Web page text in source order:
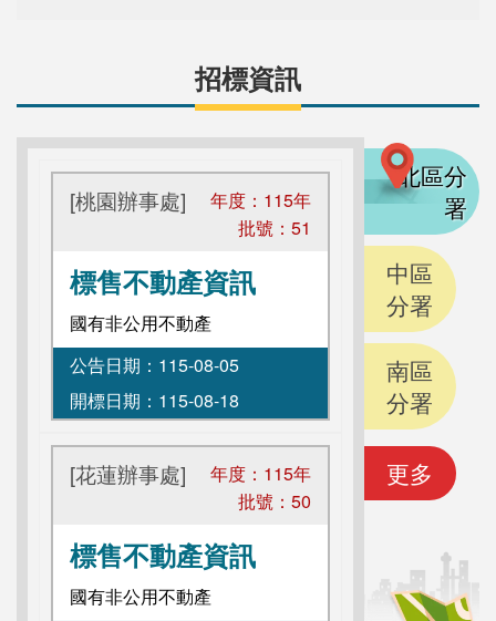
招標資訊
[桃園辦事處] 年度： 115年
批號： 51
標售不動產資訊
國有非公用不動產
公告日期： 115-08-05
開標日期： 115-08-18
[花蓮辦事處] 年度： 115年
批號： 50
標售不動產資訊
國有非公用不動產
北區分
署
中區
分署
南區
分署
更多